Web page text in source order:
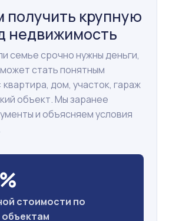
получить крупную
недвижимость
семье срочно нужны деньги,
стать понятным
дом, участок, гараж
объект. Мы заранее
и объясняем условия
стоимости по